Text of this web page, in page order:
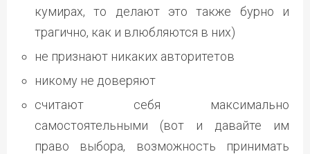
кумирах, то делают это также бурно и
трагично, как и влюбляются в них)
не признают никаких авторитетов
никому не доверяют
считают себя максимально
самостоятельными (вот и давайте им
право выбора, возможность принимать